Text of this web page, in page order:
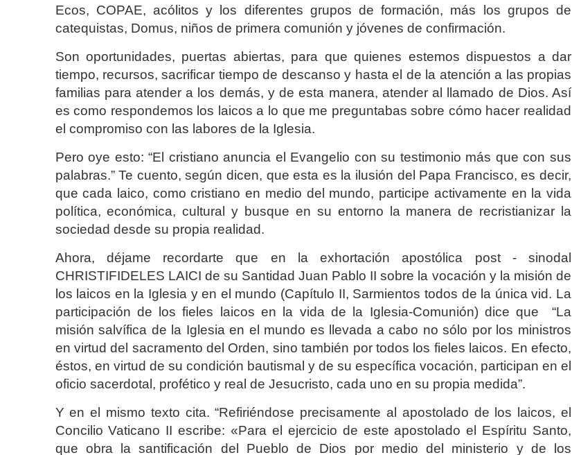
Ecos, COPAE, acólitos y los diferentes grupos de formación, más los grupos de
catequistas, Domus, niños de primera comunión y jóvenes de confirmación.
Son oportunidades, puertas abiertas, para que quienes estemos dispuestos a dar
tiempo, recursos, sacrificar tiempo de descanso y hasta el de la atención a las propias
familias para atender a los demás, y de esta manera, atender al llamado de Dios. Así
es como respondemos los laicos a lo que me preguntabas sobre cómo hacer realidad
el compromiso con las labores de la Iglesia.
Pero oye esto: “El cristiano anuncia el Evangelio con su testimonio más que con sus
palabras.” Te cuento, según dicen, que esta es la ilusión del Papa Francisco, es decir,
que cada laico, como cristiano en medio del mundo, participe activamente en la vida
política, económica, cultural y busque en su entorno la manera de recristianizar la
sociedad desde su propia realidad.
Ahora, déjame recordarte que en la exhortación apostólica post - sinodal
CHRISTIFIDELES LAICI de su Santidad Juan Pablo II sobre la vocación y la misión de
los laicos en la Iglesia y en el mundo (Capítulo II, Sarmientos todos de la única vid. La
participación de los fieles laicos en la vida de la Iglesia-Comunión) dice que “La
misión salvífica de la Iglesia en el mundo es llevada a cabo no sólo por los ministros
en virtud del sacramento del Orden, sino también por todos los fieles laicos. En efecto,
éstos, en virtud de su condición bautismal y de su específica vocación, participan en el
oficio sacerdotal, profético y real de Jesucristo, cada uno en su propia medida”.
Y en el mismo texto cita. “Refiriéndose precisamente al apostolado de los laicos, el
Concilio Vaticano II escribe: «Para el ejercicio de este apostolado el Espíritu Santo,
que obra la santificación del Pueblo de Dios por medio del ministerio y de los